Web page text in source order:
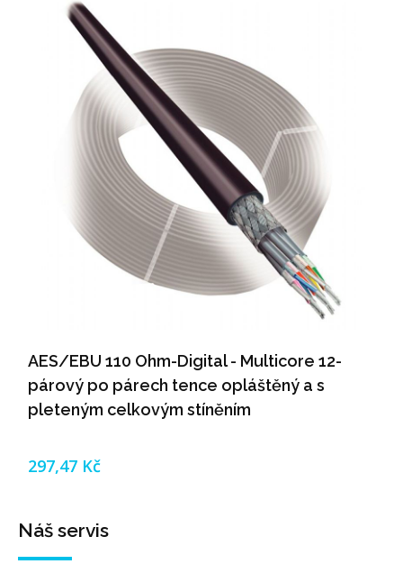
AES/EBU 110 Ohm-Digital - Multicore 12-
párový po párech tence opláštěný a s
pleteným celkovým stíněním
297,47 Kč
Náš servis